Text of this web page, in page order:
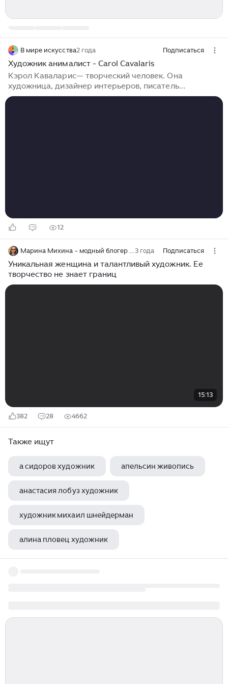
В мире искусства2 года Подписаться
Художник анималист - Carol Cavalaris
Кэрол Каваларис— творческий человек. Она
художница, дизайнер интерьеров, писатель
фантастических романов, текстов песен. Она росла в
12
Марина Михина - модный блогер о стиле без комплексов и табу!3 года Подписаться
Уникальная женщина и талантливый художник. Ее
творчество не знает границ
15:13
382 28 4662
Также ищут
а сидоров художник апельсин живопись
анастасия лобуз художник
художник михаил шнейдерман
алина пловец художник